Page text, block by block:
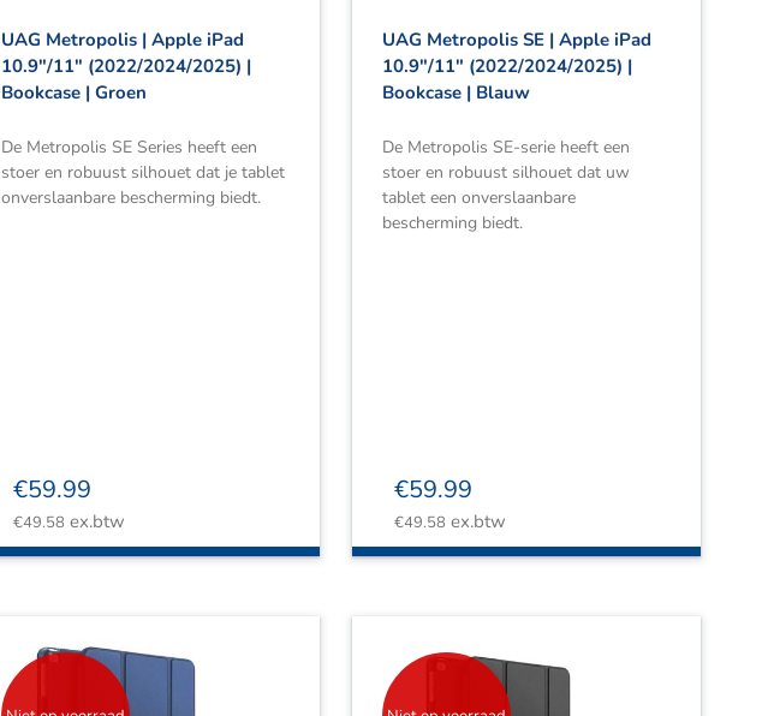
UAG Metropolis | Apple iPad
10.9″/11″ (2022/2024/2025) |
Bookcase | Groen
De Metropolis SE Series heeft een
stoer en robuust silhouet dat je tablet
onverslaanbare bescherming biedt.
€59.99
€49.58 ex.btw
UAG Metropolis SE | Apple iPad
10.9″/11″ (2022/2024/2025) |
Bookcase | Blauw
De Metropolis SE-serie heeft een
stoer en robuust silhouet dat uw
tablet een onverslaanbare
bescherming biedt.
€59.99
€49.58 ex.btw